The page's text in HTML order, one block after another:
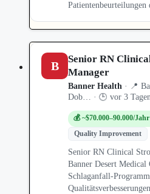
B
Senior RN
Manager
Banner Health · 📍
Dob… · 🕒 vor 3
💰 ~$70.000–90.000/
Quality Improvement
Senior RN Clinical
Banner Desert Medical
Schlaganfall-